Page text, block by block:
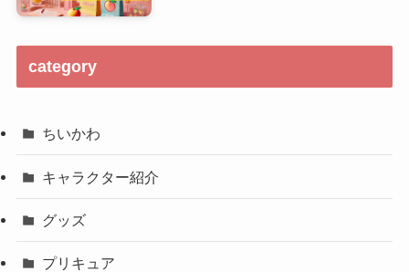
category
ちいかわ
キャラクター紹介
グッズ
プリキュア